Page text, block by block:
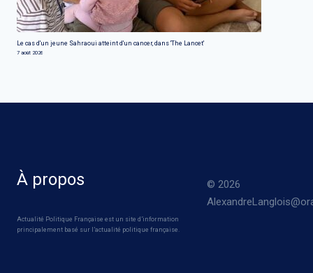
Le cas d'un jeune Sahraoui atteint d'un cancer, dans 'The Lancet'
7 août 2026
À propos
Actualité Politique Française est un site d’information
principalement basé sur l’actualité politique française.
© 2026